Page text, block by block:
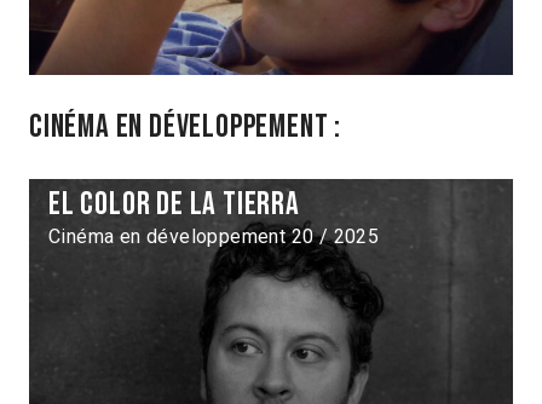
Cinéma en développement :
El color de la tierra
Cinéma en développement 20 / 2025